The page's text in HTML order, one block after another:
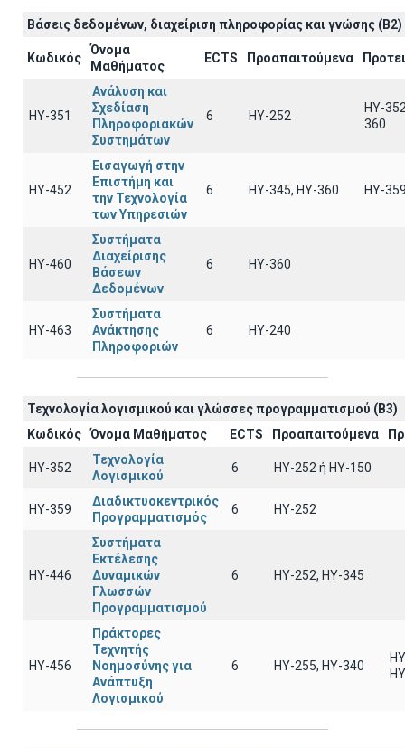
Βάσεις δεδομένων, διαχείριση πληροφορίας και γνώσης (B2)
Κωδικός
Όνομα
Μαθήματος
ECTS Προαπαιτούμενα
ΗΥ-351
Ανάλυση και
Σχεδίαση
Πληροφοριακών
Συστημάτων
6 HY-252
HY-
360
ΗΥ-452
Εισαγωγή στην
Επιστήμη και
την Τεχνολογία
των Υπηρεσιών
6 ΗΥ-345, ΗΥ-360 HY-
ΗΥ-460
Συστήματα
Διαχείρισης
Βάσεων
Δεδομένων
6 HY-360
ΗΥ-463
Συστήματα
Ανάκτησης
Πληροφοριών
6 HY-240
Τεχνολογία λογισμικού και γλώσσες προγραμματισμού (B3)
Κωδικός
Όνομα Μαθήματος ECTS Προαπαιτούμενα
ΗΥ-352
Τεχνολογία
Λογισμικού
6 HY-252 ή ΗΥ-150
ΗΥ-359
Διαδικτυοκεντρικός
Προγραμματισμός
6 HY-252
ΗΥ-446
Συστήματα
Εκτέλεσης
Δυναμικών
Γλωσσών
Προγραμματισμού
6 ΗΥ-252, ΗΥ-345
ΗΥ-456
Πράκτορες
Τεχνητής
Νοημοσύνης για
Ανάπτυξη
Λογισμικού
6 ΗΥ-255, ΗΥ-340